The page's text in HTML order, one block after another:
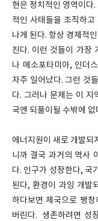
현은 정치적인 영역이다
적인 사태들을 조직하
나게 된다. 항상 경제적
진다. 이런 것들이 가장
나 메소포타미아, 인더
자주 일어났다. 그런 것
다. 그러나 문제는 이 지
국엔 되풀이될 수밖에 없
에너지원이 새로 개발되
니까 결국 과거의 역사
다. 인구가 성장한다, 국
된다, 환경이 과잉 개발
하다보면 제국으로 팽
버린다. 생존하려면 성